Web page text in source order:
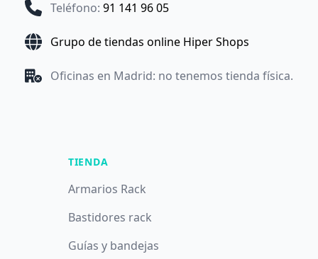
Teléfono: 91 141 96 05
Grupo de tiendas online Hiper Shops
Oficinas en Madrid: no tenemos tienda física.
TIENDA
Armarios Rack
Bastidores rack
Guías y bandejas